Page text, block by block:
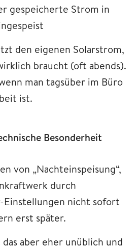
gespeicherte Strom in
den eigenen Solarstrom,
braucht (oft abends).
man tagsüber im Büro
ist.
Besonderheit
von „Nachteinspeisung“,
durch
Einstellungen nicht sofort
erst später.
aber eher unüblich und